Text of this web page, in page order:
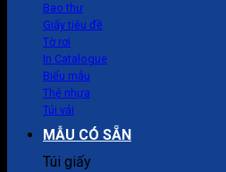
Bao thư
Giấy tiêu đề
Tờ rơi
In Catalogue
Biểu mẫu
Thẻ nhựa
Túi vải
MẪU CÓ SẴN
Túi giấy